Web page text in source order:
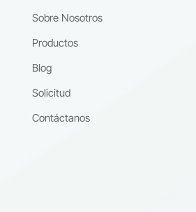
Sobre Nosotros
Productos
Blog
Solicitud
Contáctanos